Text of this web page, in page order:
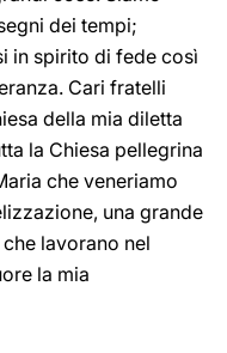
dei tempi;
in spirito di fede così
Cari fratelli
della mia diletta
la Chiesa pellegrina
che veneriamo
una grande
lavorano nel
la mia